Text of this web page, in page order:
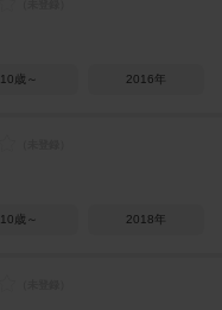
10歳～ 2016年
10歳～ 2018年